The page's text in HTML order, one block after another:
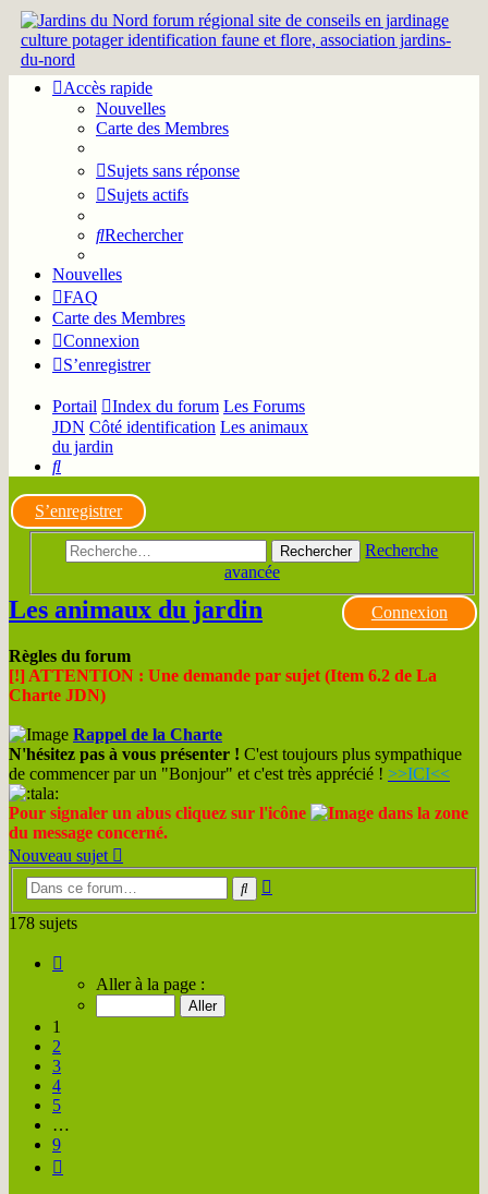
Accès rapide
Nouvelles
Carte des Membres
Sujets sans réponse
Sujets actifs
Rechercher
Nouvelles
FAQ
Carte des Membres
Connexion
S’enregistrer
Portail Index du forum Les Forums
JDN Côté identification Les animaux
du jardin
Rechercher
S’enregistrer
Rechercher
Recherche
avancée
Connexion
Les animaux du jardin
Règles du forum
[!] ATTENTION : Une demande par sujet (Item 6.2 de La
Charte JDN)
Rappel de la Charte
N'hésitez pas à vous présenter ! C'est toujours plus sympathique
de commencer par un "Bonjour" et c'est très apprécié ! >>ICI<<
Pour signaler un abus cliquez sur l'icône
dans la zone
du message concerné.
Nouveau sujet
Rechercher
178 sujets
sur
Aller à la page :
1
2
3
4
5
…
9